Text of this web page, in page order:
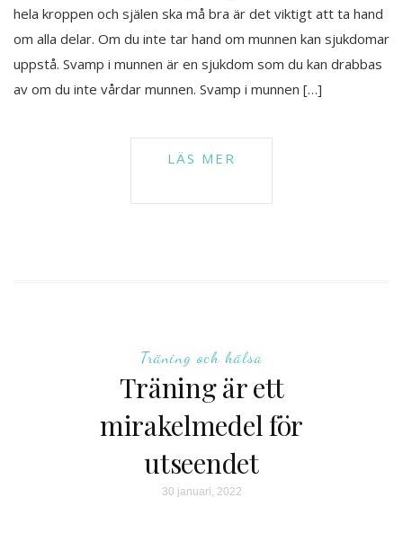
hela kroppen och själen ska må bra är det viktigt att ta hand
om alla delar. Om du inte tar hand om munnen kan sjukdomar
uppstå. Svamp i munnen är en sjukdom som du kan drabbas
av om du inte vårdar munnen. Svamp i munnen […]
Träning och hälsa
Träning är ett
mirakelmedel för
utseendet
30 januari, 2022